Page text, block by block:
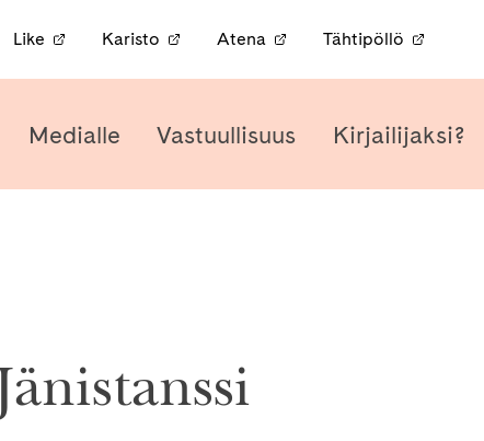
Like Karisto Atena Tähtipöllö
Medialle Vastuullisuus Kirjailijaksi?
Jänistanssi